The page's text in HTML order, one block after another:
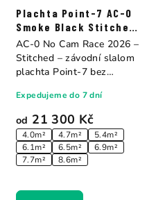
Plachta Point-7 AC-0
Smoke Black Stitched
Construction
od 21 300 Kč
4.0m² 4.7m²
5.4m²
6.1m²
6.5m²
6.9m²
7.7m²
8.6m²
Expedujeme do 7 dní
AC-0 No Cam Race 2026 –
Stitched – závodní slalom
plachta Point-7 bez